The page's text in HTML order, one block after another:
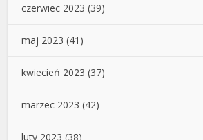
czerwiec 2023 (39)
maj 2023 (41)
kwiecień 2023 (37)
marzec 2023 (42)
luty 2023 (38)